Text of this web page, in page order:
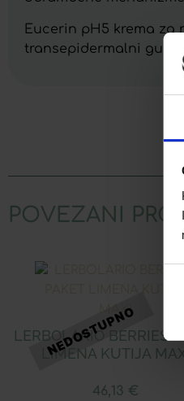
Eucerin pH5 krema
transepidermalni
POVEZANI
LERBOLARIO BERRIES
LIMENA KUTIJA
46,13 €